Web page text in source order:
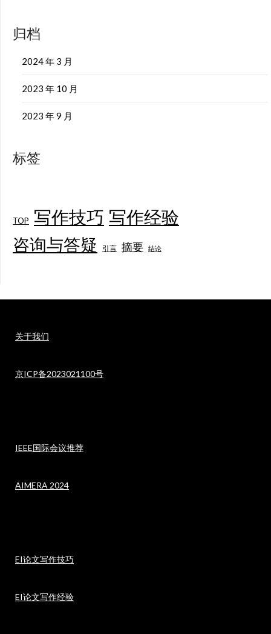
归档
2024 年 3 月
2023 年 10 月
2023 年 9 月
标签
TOP 写作技巧 写作经验
咨询与答疑 引言 摘要 结论
关于我们
京ICP备2023021100号
IEEE国际会议推荐
AIMERA 2024
EI论文写作技巧
EI论文写作经验